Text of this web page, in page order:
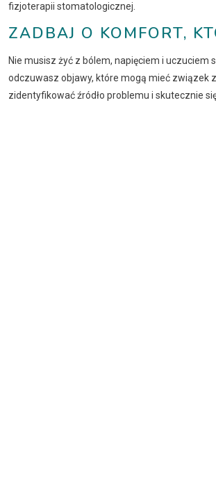
fizjoterapii stomatologicznej.
ZADBAJ O KOMFORT,
Nie musisz żyć z bólem, napięciem i
odczuwasz objawy, które mogą mieć związek
zidentyfikować źródło problemu i skutecznie